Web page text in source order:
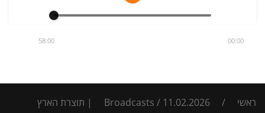
00:00
58:00
ראשי /
Broadcasts / 11.02.2026 | תוצרת הארץ